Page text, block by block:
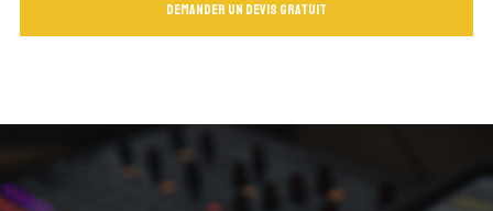
Demander un devis gratuit